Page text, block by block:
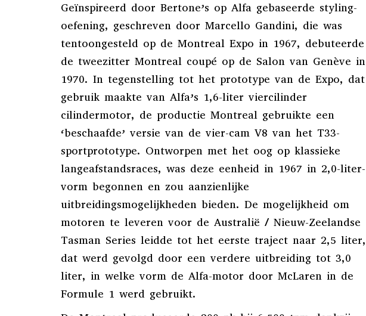
Geïnspireerd door Bertone’s op Alfa gebaseerde styling-
oefening, geschreven door Marcello Gandini, die was
tentoongesteld op de Montreal Expo in 1967, debuteerde
de tweezitter Montreal coupé op de Salon van Genève in
1970. In tegenstelling tot het prototype van de Expo, dat
gebruik maakte van Alfa’s 1,6-liter viercilinder
cilindermotor, de productie Montreal gebruikte een
‘beschaafde’ versie van de vier-cam V8 van het T33-
sportprototype. Ontworpen met het oog op klassieke
langeafstandsraces, was deze eenheid in 1967 in 2,0-liter-
vorm begonnen en zou aanzienlijke
uitbreidingsmogelijkheden bieden. De mogelijkheid om
motoren te leveren voor de Australië / Nieuw-Zeelandse
Tasman Series leidde tot het eerste traject naar 2,5 liter,
dat werd gevolgd door een verdere uitbreiding tot 3,0
liter, in welke vorm de Alfa-motor door McLaren in de
Formule 1 werd gebruikt.